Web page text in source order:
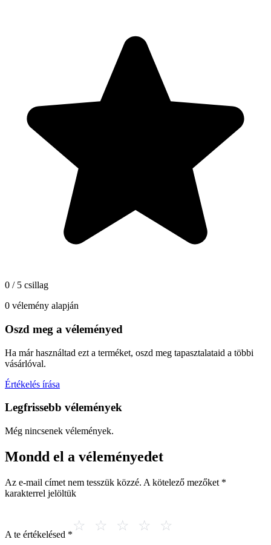
0 / 5 csillag
0 vélemény alapján
Oszd meg a véleményed
Ha már használtad ezt a terméket, oszd meg tapasztalataid a többi
vásárlóval.
Értékelés írása
Legfrissebb vélemények
Még nincsenek vélemények.
Mondd el a véleményedet
Az e-mail címet nem tesszük közzé. A kötelező mezőket *
karakterrel jelöltük
A te értékelésed *